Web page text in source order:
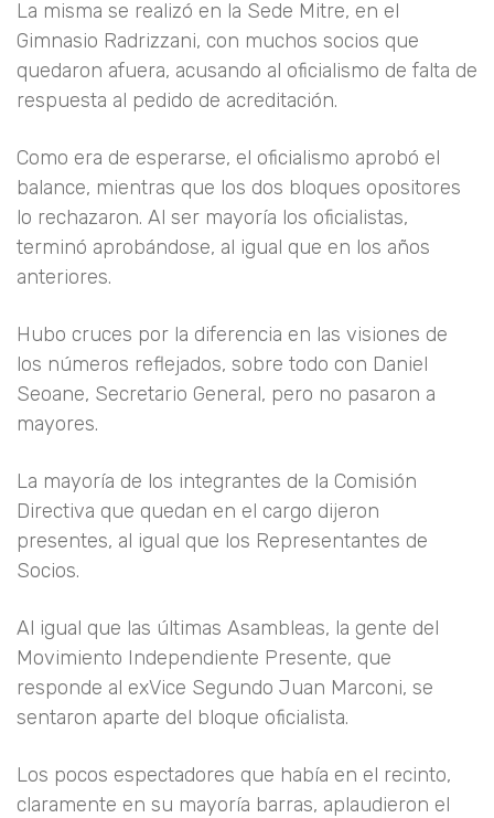
La misma se realizó en la Sede Mitre, en el
Gimnasio Radrizzani, con muchos socios que
quedaron afuera, acusando al oficialismo de falta de
respuesta al pedido de acreditación.
Como era de esperarse, el oficialismo aprobó el
balance, mientras que los dos bloques opositores
lo rechazaron. Al ser mayoría los oficialistas,
terminó aprobándose, al igual que en los años
anteriores.
Hubo cruces por la diferencia en las visiones de
los números reflejados, sobre todo con Daniel
Seoane, Secretario General, pero no pasaron a
mayores.
La mayoría de los integrantes de la Comisión
Directiva que quedan en el cargo dijeron
presentes, al igual que los Representantes de
Socios.
Al igual que las últimas Asambleas, la gente del
Movimiento Independiente Presente, que
responde al exVice Segundo Juan Marconi, se
sentaron aparte del bloque oficialista.
Los pocos espectadores que había en el recinto,
claramente en su mayoría barras, aplaudieron el